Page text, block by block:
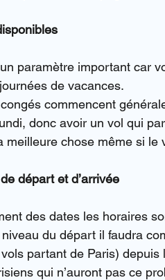
paramètre important car
de vacances.
commencent
donc avoir un vol qui
meilleure chose même si le
départ et d’arrivée
des dates les horaires
du départ il faudra
partant de Paris)
qui n’auront pas ce